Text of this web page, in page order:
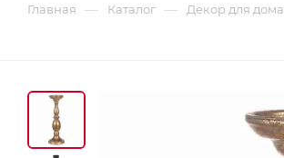
Главная — Каталог — Декор для дома